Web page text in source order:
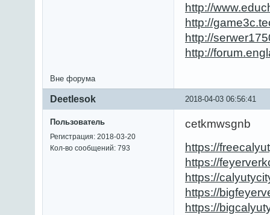
http://
http://
http://
http://
Вне форума
2018-04-03 06:56:41
Deetlesok
Пользователь
Регистрация: 2018-03-20
Кол-во сообщений: 793
cetkmwsgnb
https://
https://
https://
https://
https://